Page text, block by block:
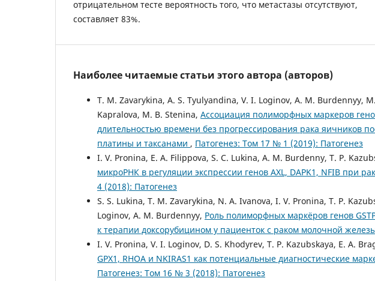
отрицательном тесте вероятность того, что метастазы отсутствуют,
составляет 83%.
Наиболее читаемые статьи этого автора (авторов)
T. M. Zavarykina, A. S. Tyulyandina, V. I. Loginov, A. M. Burdennyy,
Kapralova, M. B. Stenina, Ассоциация полиморфных маркеров
длительностью времени без прогрессирования рака яичников
платины и таксанами , Патогенез: Том 17 № 1 (2019): Патогенез
I. V. Pronina, E. A. Filippova, S. C. Lukina, A. M. Burdenny, T. P.
микроРНК в регуляции экспрессии генов AXL, DAPK1, NFIB при
4 (2018): Патогенез
S. S. Lukina, T. M. Zavarykina, N. A. Ivanova, I. V. Pronina, T. P.
Loginov, A. M. Burdennyy, Роль полиморфных маркёров генов
к терапии доксорубицином у пациенток с раком молочной
I. V. Pronina, V. I. Loginov, D. S. Khodyrev, T. P. Kazubskaya, E. A.
GPX1, RHOA и NKIRAS1 как потенциальные диагностические
Патогенез: Том 16 № 3 (2018): Патогенез